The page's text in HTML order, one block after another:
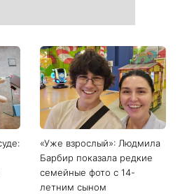
«Уже взрослый»: Людмила
Барбир показала редкие
семейные фото с 14-
летним сыном